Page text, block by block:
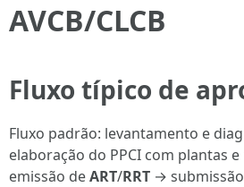
AVCB/CLCB
Fluxo típico de
Fluxo padrão: levantamento e
elaboração do PPCI com plantas
emissão deART/RRT →